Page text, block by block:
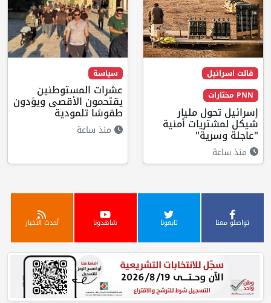
قالت اسرائيل
PNN مختارات
إسرائيل تحول مليار
شيكل لمشتريات أمنية
"عاجلة وسرية"
منذ ساعة
سياسة
عشرات المستوطنين
يقتحمون الأقصى ويؤدون
طقوسًا تلمودية
منذ ساعة
تواصلو معنا تابعونا شاهدونا أحدث الأخبار